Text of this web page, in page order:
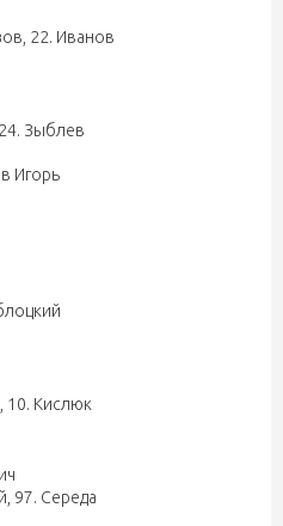
22. Иванов
24. Зыблев
Игорь
10. Кислюк
97. Середа